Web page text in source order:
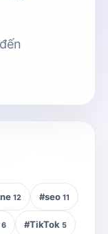
12 #seo 11
6 #TikTok 5